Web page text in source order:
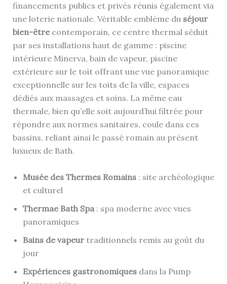
financements publics et privés réunis également via
une loterie nationale. Véritable emblème du séjour
bien-êtrecontemporain, ce centre thermal séduit
par ses installations haut de gamme : piscine
intérieure Minerva, bain de vapeur, piscine
extérieure sur le toit offrant une vue panoramique
exceptionnelle sur les toits de la ville, espaces
dédiés aux massages et soins. La même eau
thermale, bien qu’elle soit aujourd’hui filtrée pour
répondre aux normes sanitaires, coule dans ces
bassins, reliant ainsi le passé romain au présent
luxueux de Bath.
Musée des Thermes Romains: site archéologique
et culturel
Thermae Bath Spa: spa moderne avec vues
panoramiques
Bains de vapeurtraditionnels remis au goût du
jour
Expériences gastronomiquesdans la Pump